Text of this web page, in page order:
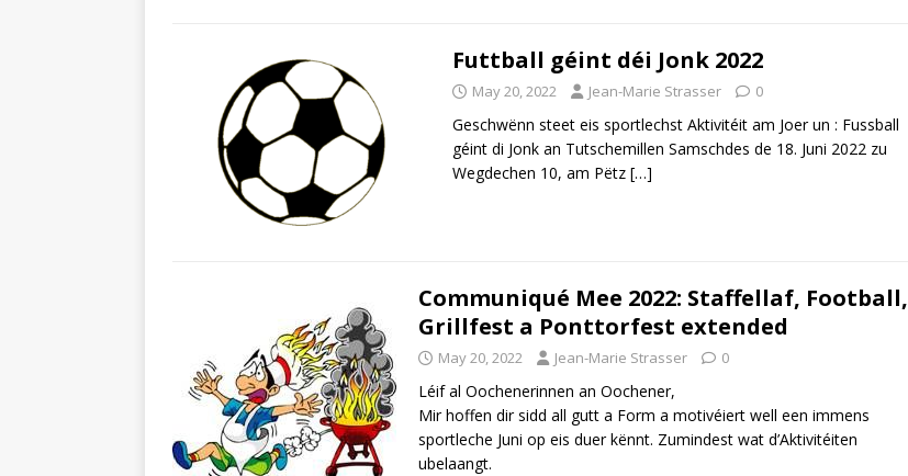
Futtball géint déi Jonk 2022
May 20, 2022 Jean-Marie Strasser 0
Geschwënn steet eis sportlechst Aktivitéit am Joer un : Fussball
géint di Jonk an Tutschemillen Samschdes de 18. Juni 2022 zu
Wegdechen 10, am Pëtz […]
Communiqué Mee 2022: Staffellaf, Football,
Grillfest a Ponttorfest extended
May 20, 2022 Jean-Marie Strasser 0
Léif al Oochenerinnen an Oochener,
Mir hoffen dir sidd all gutt a Form a motivéiert well een immens
sportleche Juni op eis duer kënnt. Zumindest wat d’Aktivitéiten
ubelaangt.